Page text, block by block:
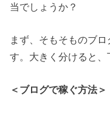
当でしょうか？
まず、そもそものブ
す。大きく分けると、
＜ブログで稼ぐ方法＞